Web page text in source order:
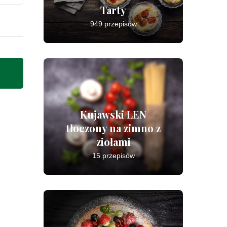
Tarty
949 przepisów
Kujawski LEN
tłoczony na zimno z
ziołami
15 przepisów